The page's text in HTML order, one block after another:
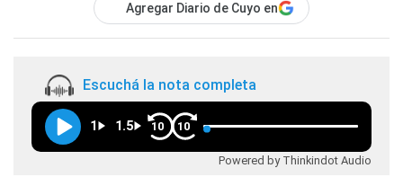
Agregar Diario de Cuyo en
Escuchá la nota completa
1 1.5 10 10
Powered by Thinkindot Audio